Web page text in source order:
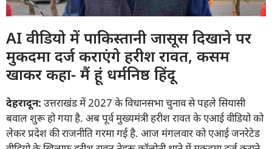
AI वीडियो में पाकिस्तानी जासूस दिखाने पर
मुकदमा दर्ज कराएंगे हरीश रावत, कसम
खाकर कहा- मैं हूं धर्मनिष्ठ हिंदू
देहरादून: उत्तराखंड में 2027 के विधानसभा चुनाव से पहले सियासी
बवाल शुरू हो गया है. अब पूर्व मुख्यमंत्री हरीश रावत के एआई वीडियो को
लेकर प्रदेश की राजनीति गरमा गई है. आज मंगलवार को एआई जनरेटेड